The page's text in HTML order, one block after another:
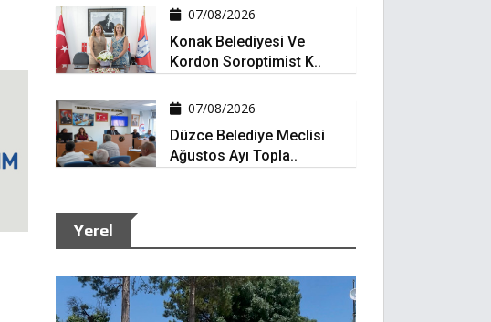
07/08/2026
Konak Belediyesi Ve
Kordon Soroptimist K..
07/08/2026
Düzce Belediye Meclisi
Ağustos Ayı Topla..
Yerel